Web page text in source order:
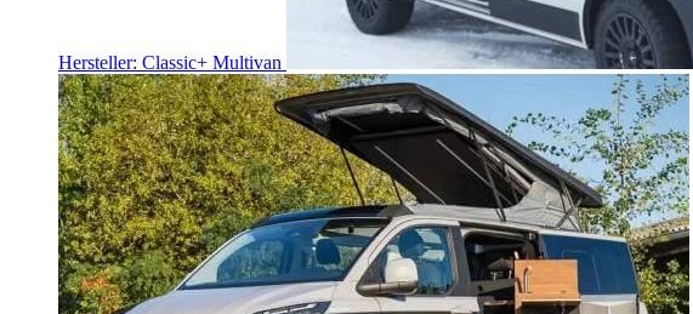
Hersteller: Classic+ Multivan